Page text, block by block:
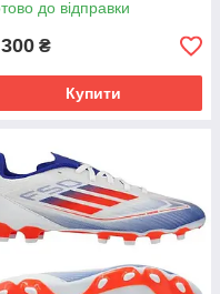
до відправки
₴
Купити